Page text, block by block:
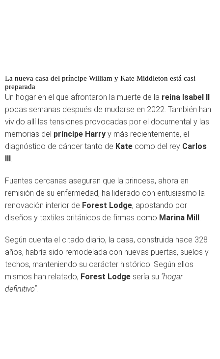
La nueva casa del príncipe William y Kate Middleton está casi
preparada
Un hogar en el que afrontaron la muerte de la reina Isabel II
pocas semanas después de mudarse en 2022. También han
vivido allí las tensiones provocadas por el documental y las
memorias del príncipe Harry y más recientemente, el
diagnóstico de cáncer tanto de Kate como del rey Carlos
III.
Fuentes cercanas aseguran que la princesa, ahora en
remisión de su enfermedad, ha liderado con entusiasmo la
renovación interior de Forest Lodge, apostando por
diseños y textiles británicos de firmas como Marina Mill.
Según cuenta el citado diario, la casa, construida hace 328
años, habría sido remodelada con nuevas puertas, suelos y
techos, manteniendo su carácter histórico. Según ellos
mismos han relatado, Forest Lodge sería su "hogar
definitivo".